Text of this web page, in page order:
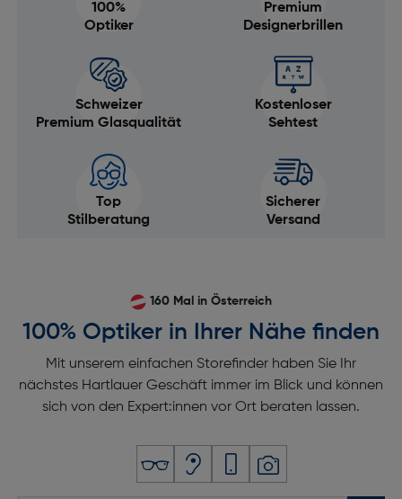
100%
Optiker
Premium
Designerbrillen
Schweizer
Premium Glasqualität
Kostenloser
Sehtest
Top
Stilberatung
Sicherer
Versand
160 Mal in Österreich
100% Optiker in Ihrer Nähe finden
Mit unserem einfachen Storefinder haben Sie Ihr
nächstes Hartlauer Geschäft immer im Blick und können
sich von den Expert:innen vor Ort beraten lassen.